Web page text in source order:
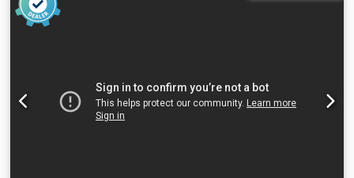
ατράκτου λείανσης: 0,001 - 0,045 mm/διαδρομή Διαστάσεις
δίσκου λείανσης: Ø 220 x 46 mm Συνολική απαίτηση ισχύος:
700 mm -Εγκάρσια διαδρομή τραπεζιού = 800mm Αντλία
ψυκτικού